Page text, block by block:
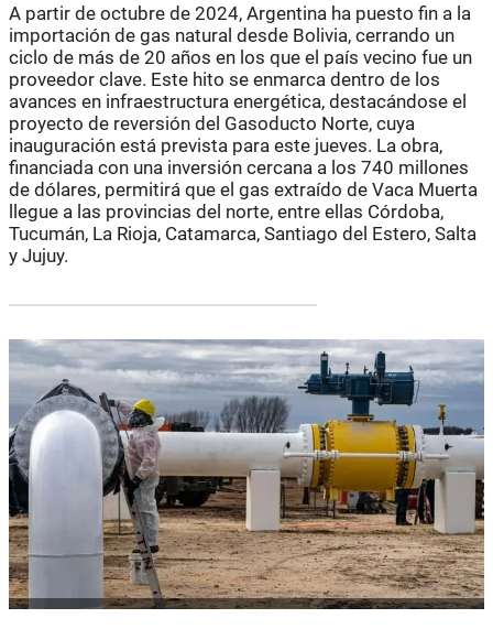
A partir de octubre de 2024, Argentina ha puesto fin a la
importación de gas natural desde Bolivia, cerrando un
ciclo de más de 20 años en los que el país vecino fue un
proveedor clave. Este hito se enmarca dentro de los
avances en infraestructura energética, destacándose el
proyecto de reversión del Gasoducto Norte, cuya
inauguración está prevista para este jueves. La obra,
financiada con una inversión cercana a los 740 millones
de dólares, permitirá que el gas extraído de Vaca Muerta
llegue a las provincias del norte, entre ellas Córdoba,
Tucumán, La Rioja, Catamarca, Santiago del Estero, Salta
y Jujuy.